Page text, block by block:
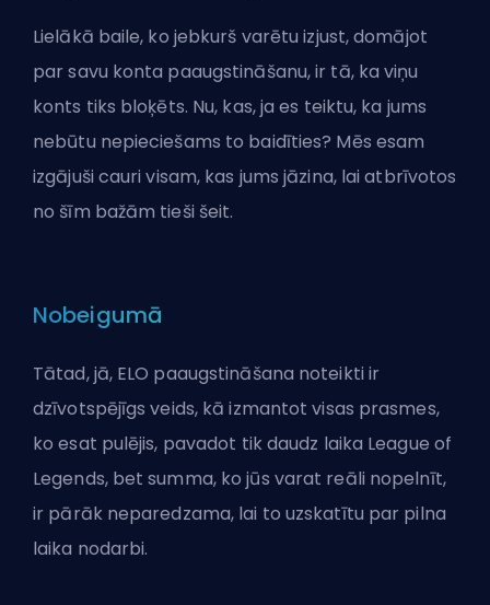
Lielākā baile, ko jebkurš varētu izjust, domājot
par savu konta paaugstināšanu, ir tā, ka viņu
konts tiks bloķēts. Nu, kas, ja es teiktu, ka jums
nebūtu nepieciešams to baidīties? Mēs esam
izgājuši cauri visam, kas jums jāzina, lai atbrīvotos
no šīm bažām tieši šeit.
Nobeigumā
Tātad, jā, ELO paaugstināšana noteikti ir
dzīvotspējīgs veids, kā izmantot visas prasmes,
ko esat pulējis, pavadot tik daudz laika League of
Legends, bet summa, ko jūs varat reāli nopelnīt,
ir pārāk neparedzama, lai to uzskatītu par pilna
laika nodarbi.